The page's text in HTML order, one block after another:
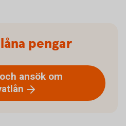
pengar
ansök om